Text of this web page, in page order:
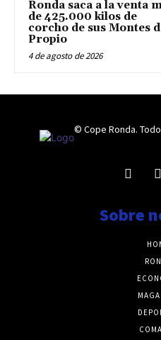
Ronda saca a la venta
de 425.000 kilos de
corcho de sus Montes
Propio
4 de agosto de 2026
© Cope Ronda.
Sobre